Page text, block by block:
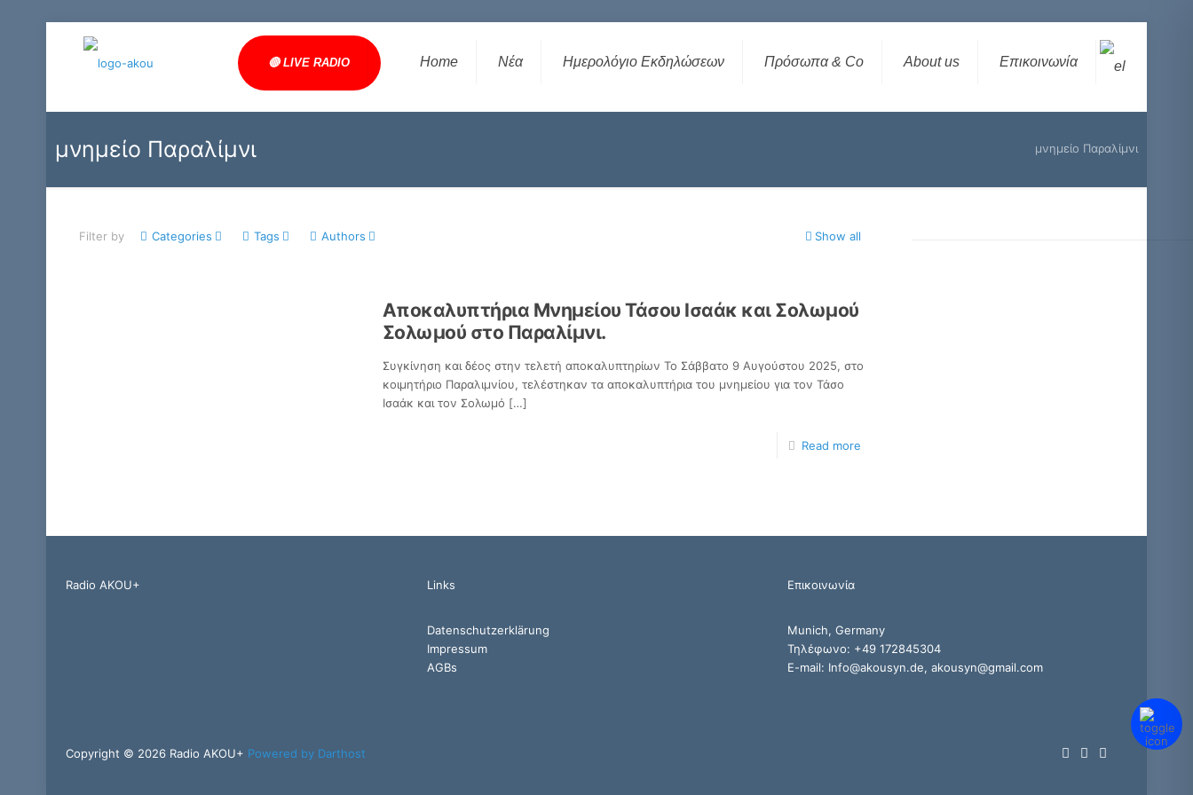
🔴 LIVE RADIO Home Νέα Ημερολόγιο Εκδηλώσεων Πρόσωπα & Co About us Επικοινωνία
μνημείο Παραλίμνι μνημείο Παραλίμνι
Filter by Categories Tags Authors Show all
Αποκαλυπτήρια Μνημείου Τάσου Ισαάκ και Σολωμού
Σολωμού στο Παραλίμνι.
Συγκίνηση και δέος στην τελετή αποκαλυπτηρίων Το Σάββατο 9 Αυγούστου 2025, στο
κοιμητήριο Παραλιμνίου, τελέστηκαν τα αποκαλυπτήρια του μνημείου για τον Τάσο
Ισαάκ και τον Σολωμό […]
Read more
Radio AKOU+ Links
Datenschutzerklärung
Impressum
AGBs
Επικοινωνία
Munich, Germany
Τηλέφωνο: +49 172845304
E-mail: Info@akousyn.de, akousyn@gmail.com
Copyright © 2026 Radio AKOU+ Powered by Darthost